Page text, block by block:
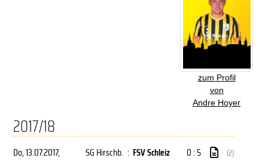
zum Profil
von
Andre Hoyer
2017/18
Do, 13.07.2017, SG Hirschb. : FSV Schleiz 0 : 5 (2)